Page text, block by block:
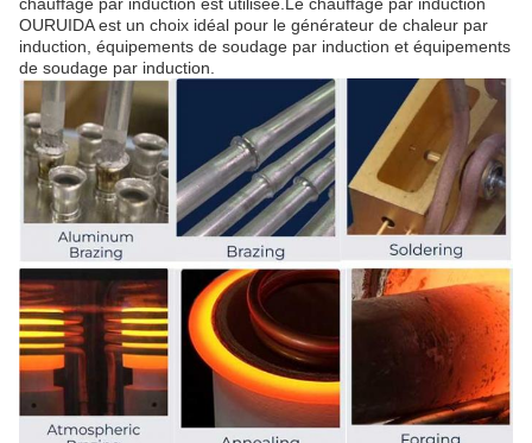
chauffage par induction est utilisée.Le chauffage par induction
OURUIDA est un choix idéal pour le générateur de chaleur par
induction, équipements de soudage par induction et équipements
de soudage par induction.